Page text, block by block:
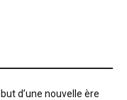
d’une nouvelle ère